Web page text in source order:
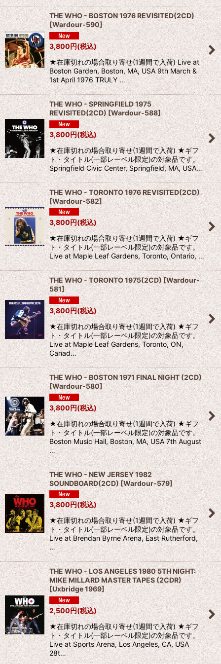
THE WHO - BOSTON 1976 REVISITED(2CD)
[Wardour-590]
3,800円(税込)
★在庫切れの場合取り寄せ(1週間で入荷) Live at
Boston Garden, Boston, MA, USA 9th March &
1st April 1976 TRULY …
THE WHO - SPRINGFIELD 1975
REVISITED(2CD) [Wardour-588]
3,800円(税込)
★在庫切れの場合取り寄せ(1週間で入荷) ★ギフ
ト・タイトル(一部レーベル限定)の対象品です。
Springfield Civic Center, Springfield, MA, USA…
THE WHO - TORONTO 1976 REVISITED(2CD)
[Wardour-582]
3,800円(税込)
★在庫切れの場合取り寄せ(1週間で入荷) ★ギフ
ト・タイトル(一部レーベル限定)の対象品です。
Live at Maple Leaf Gardens, Toronto, Ontario, …
THE WHO - TORONTO 1975(2CD)[Wardour-
581]
3,800円(税込)
★在庫切れの場合取り寄せ(1週間で入荷) ★ギフ
ト・タイトル(一部レーベル限定)の対象品です。
Live at Maple Leaf Gardens, Toronto, ON,
Canad…
THE WHO - BOSTON 1971 FINAL NIGHT (2CD)
[Wardour-580]
3,800円(税込)
★在庫切れの場合取り寄せ(1週間で入荷) ★ギフ
ト・タイトル(一部レーベル限定)の対象品です。
Boston Music Hall, Boston, MA, USA 7th August
…
THE WHO - NEW JERSEY 1982
SOUNDBOARD(2CD) [Wardour-579]
3,800円(税込)
★在庫切れの場合取り寄せ(1週間で入荷) ★ギフ
ト・タイトル(一部レーベル限定)の対象品です。
Live at Brendan Byrne Arena, East Rutherford,
…
THE WHO - LOS ANGELES 1980 5TH NIGHT:
MIKE MILLARD MASTER TAPES (2CDR)
[Uxbridge 1969]
2,500円(税込)
★在庫切れの場合取り寄せ(1週間で入荷) ★ギフ
ト・タイトル(一部レーベル限定)の対象品です。
Live at Sports Arena, Los Angeles, CA, USA
28t…